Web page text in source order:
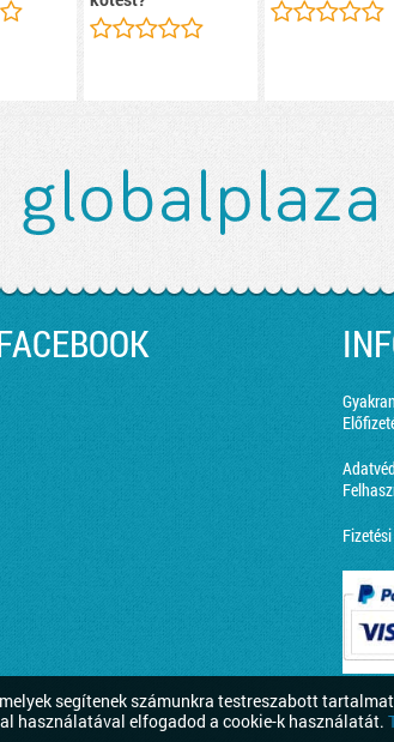
segítenek számunkra testreszabott
használatával elfogadod a cookie-k használatát.